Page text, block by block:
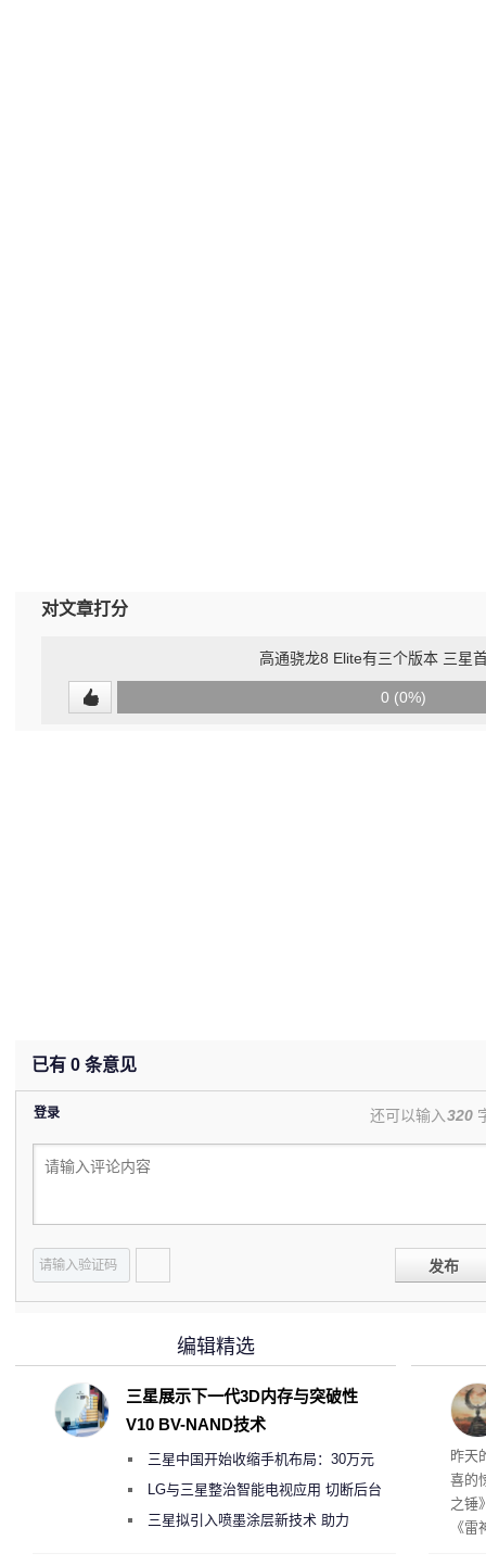
对文章打分
高通骁龙8 Elite有三个版本 三星
0 (0%)
已有 0 条意见
登录 还可以输入320
发布
昨天
喜的
之锤
《
编辑精选
三星展示下一代3D内存与突破性
V10 BV-NAND技术
三星中国开始收缩手机布局：30万元
月销售额不达标门店 将被逐步清退
LG与三星整治智能电视应用 切断后台
偷偷共享带宽的违规行为
三星拟引入喷墨涂层新技术 助力